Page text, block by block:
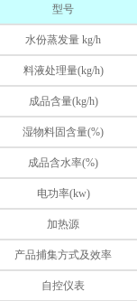
型号
水份蒸发量 kg/h
料液处理量(kg/h)
成品含量(kg/h)
湿物料固含量(%)
成品含水率(%)
电功率(kw)
加热源
产品捕集方式及效率
自控仪表